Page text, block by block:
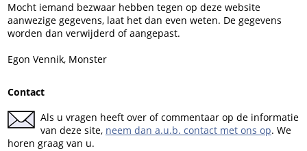
Mocht iemand bezwaar hebben tegen op deze website
aanwezige gegevens, laat het dan even weten. De gegevens
worden dan verwijderd of aangepast.
Egon Vennik, Monster
Contact
Als u vragen heeft over of commentaar op de informatie
van deze site, neem dan a.u.b. contact met ons op. We
horen graag van u.